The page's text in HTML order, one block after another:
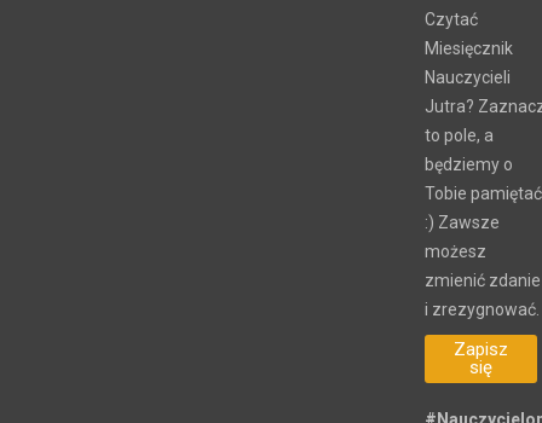
Czytać
Miesięcznik
Jutra?
to pole, a
będziemy o
Tobie pamiętać
zmienić zdanie
i zrezygnować.
się